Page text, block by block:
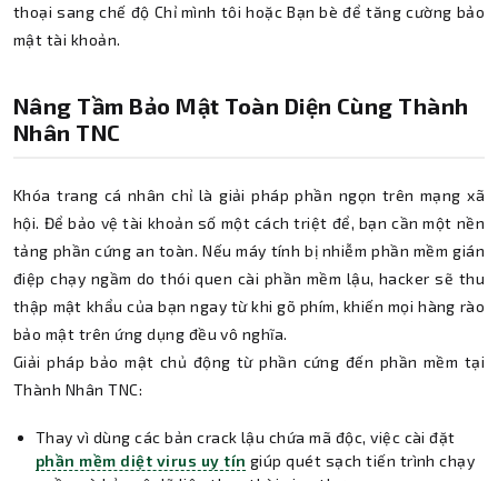
thoại sang chế độ Chỉ mình tôi hoặc Bạn bè để tăng cường bảo
mật tài khoản.
Nâng Tầm Bảo Mật Toàn Diện Cùng Thành
Nhân TNC
Khóa trang cá nhân chỉ là giải pháp phần ngọn trên mạng xã
hội. Để bảo vệ tài khoản số một cách triệt để, bạn cần một nền
tảng phần cứng an toàn. Nếu máy tính bị nhiễm phần mềm gián
điệp chạy ngầm do thói quen cài phần mềm lậu, hacker sẽ thu
thập mật khẩu của bạn ngay từ khi gõ phím, khiến mọi hàng rào
bảo mật trên ứng dụng đều vô nghĩa.
Giải pháp bảo mật chủ động từ phần cứng đến phần mềm tại
Thành Nhân TNC:
Thay vì dùng các bản crack lậu chứa mã độc, việc cài đặt
phần mềm diệt virus uy tín giúp quét sạch tiến trình chạy